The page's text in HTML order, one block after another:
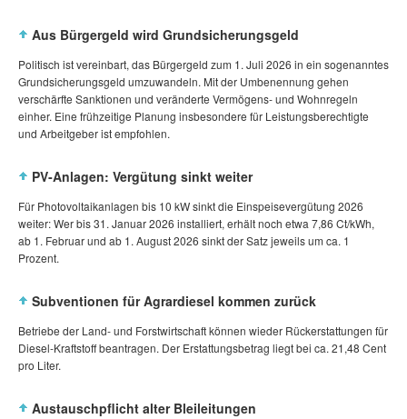
Aus Bürgergeld wird Grundsicherungsgeld
Politisch ist vereinbart, das Bürgergeld zum 1. Juli 2026 in ein sogenanntes
Grundsicherungsgeld umzuwandeln. Mit der Umbenennung gehen
verschärfte Sanktionen und veränderte Vermögens‑ und Wohnregeln
einher. Eine frühzeitige Planung insbesondere für Leistungsberechtigte
und Arbeitgeber ist empfohlen.
PV‑Anlagen: Vergütung sinkt weiter
Für Photovoltaikanlagen bis 10 kW sinkt die Einspeisevergütung 2026
weiter: Wer bis 31. Januar 2026 installiert, erhält noch etwa 7,86 Ct/kWh,
ab 1. Februar und ab 1. August 2026 sinkt der Satz jeweils um ca. 1
Prozent.
Subventionen für Agrardiesel kommen zurück
Betriebe der Land‑ und Forstwirtschaft können wieder Rückerstattungen für
Diesel‑Kraftstoff beantragen. Der Erstattungsbetrag liegt bei ca. 21,48 Cent
pro Liter.
Austauschpflicht alter Bleileitungen